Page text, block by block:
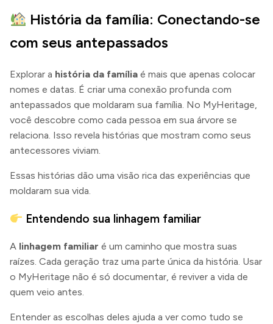
História da família: Conectando-se
com seus antepassados
Explorar a história da família é mais que apenas colocar
nomes e datas. É criar uma conexão profunda com
antepassados que moldaram sua família. No MyHeritage,
você descobre como cada pessoa em sua árvore se
relaciona. Isso revela histórias que mostram como seus
antecessores viviam.
Essas histórias dão uma visão rica das experiências que
moldaram sua vida.
Entendendo sua linhagem familiar
A linhagem familiar é um caminho que mostra suas
raízes. Cada geração traz uma parte única da história. Usar
o MyHeritage não é só documentar, é reviver a vida de
quem veio antes.
Entender as escolhas deles ajuda a ver como tudo se